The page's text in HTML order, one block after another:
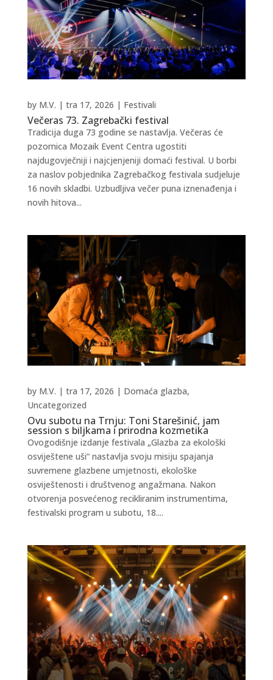
Večeras 73. Zagrebački festival
by M.V. | tra 17, 2026 | Festivali
Tradicija duga 73 godine se nastavlja. Večeras će
pozornica Mozaik Event Centra ugostiti
najdugovječniji i najcjenjeniji domaći festival. U borbi
za naslov pobjednika Zagrebačkog festivala sudjeluje
16 novih skladbi. Uzbudljiva večer puna iznenađenja i
novih hitova...
Ovu subotu na Trnju: Toni Starešinić, jam
session s biljkama i prirodna kozmetika
by M.V. | tra 17, 2026 | Domaća glazba,
Uncategorized
Ovogodišnje izdanje festivala „Glazba za ekološki
osviještene uši“ nastavlja svoju misiju spajanja
suvremene glazbene umjetnosti, ekološke
osviještenosti i društvenog angažmana. Nakon
otvorenja posvećenog recikliranim instrumentima,
festivalski program u subotu, 18....